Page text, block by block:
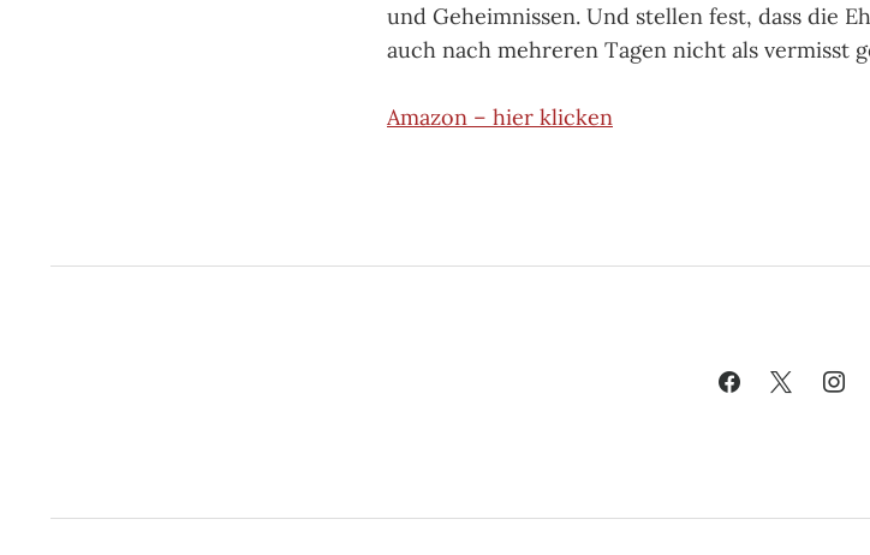
und Geheimnissen. Und stellen fest, dass die
auch nach mehreren Tagen nicht als vermisst
Amazon – hier klicken